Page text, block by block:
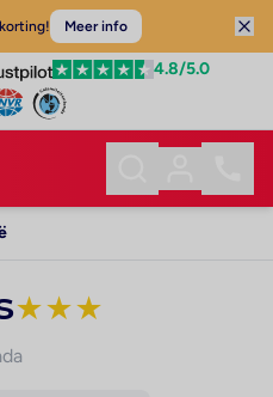
Meer info
4.8/5.0
★★★